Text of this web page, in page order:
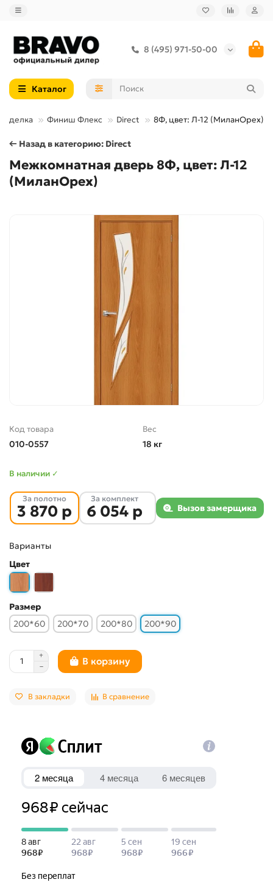
8 (495) 971-50-00
Каталог
Финиш Флекс Direct 8Ф, цвет: Л-12 (МиланОрех)
← Назад в категорию: Direct
Межкомнатная дверь 8Ф, цвет: Л-12
(МиланОрех)
Код товара
010-0557
Вес
18 кг
В наличии ✓
За полотно
3 870 р
За комплект
6 054 р Вызов замерщика
Варианты
Цвет
Размер
200*60
200*70 200*80 200*90
В корзину
В закладки В сравнение